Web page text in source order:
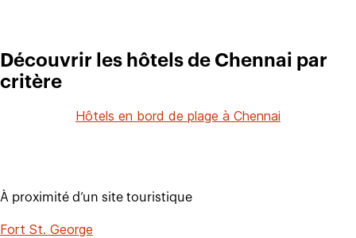
Découvrir les hôtels de Chennai par
critère
Hôtels en bord de plage à Chennai
À proximité d’un site touristique
Fort St. George